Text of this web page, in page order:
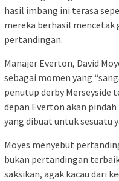
hasil imbang ini terasa
mereka berhasil
pertandingan.
Manajer Everton, David
sebagai momen yang
penutup derby Merseyside
depan Everton akan
yang dibuat untuk sesuatu
Moyes menyebut
bukan pertandingan
saksikan, agak kacau dari